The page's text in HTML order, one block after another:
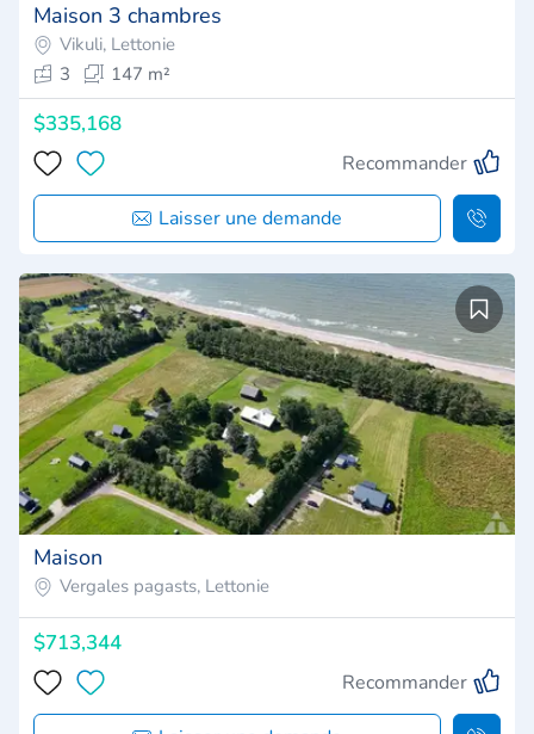
Maison 3 chambres
Vikuli, Lettonie
3
147 m²
$335,168
Recommander
Laisser une demande
Maison
Vergales pagasts, Lettonie
$713,344
Recommander